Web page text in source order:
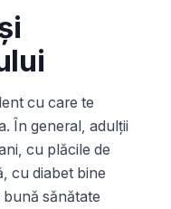
cu care te
În general, adulții
cu plăcile de
cu diabet bine
sănătate